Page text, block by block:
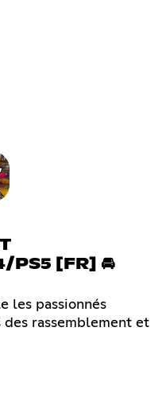
PS5 [FR] 🚘
les passionnés
des rassemblement et